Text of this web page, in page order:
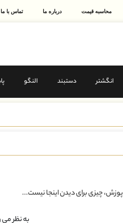
محاسبه قیمت درباره ما تماس با ما
انگشتر دستبند النگو
چیزی برای دیدن اینجا نیست...
به نظر می